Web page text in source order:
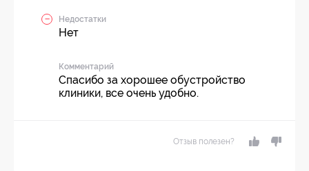
Недостатки
Нет
Комментарий
Спасибо за хорошее обустройство
клиники, все очень удобно.
Отзыв полезен?